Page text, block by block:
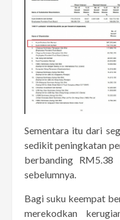
Sementara itu dari
sedikit peningkatan
berbanding
sebelumnya.
Bagi suku keempat
merekodkan